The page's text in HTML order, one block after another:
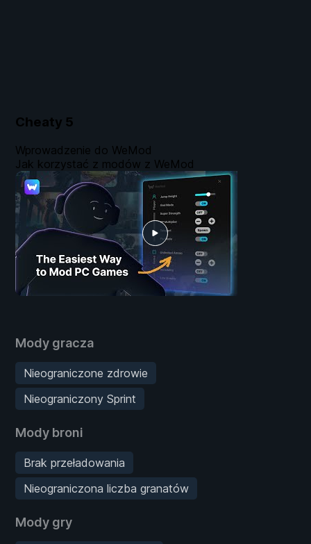
Cheaty 5
Mody gracza
Nieograniczone zdrowie
Nieograniczony Sprint
Mody broni
Brak przeładowania
Nieograniczona liczba granatów
Mody gry
Wprowadzenie do WeMod
Jak korzystać z modów z WeMod